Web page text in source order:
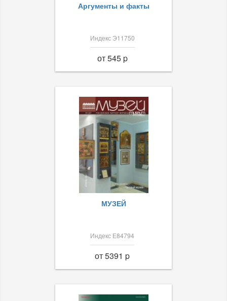
Аргументы и факты
Индекс Э11750
от 545 p
МУЗЕЙ
Индекс Е84794
от 5391 p